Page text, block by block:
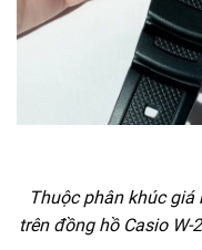
Thuộc phân khúc
trên đồng hồ Casio W-